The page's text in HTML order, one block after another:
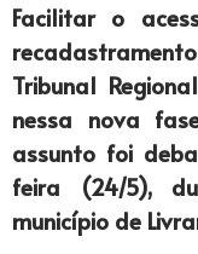
Facilitar o
Tribunal
nessa nova
assunto foi
feira (24/5),
município de